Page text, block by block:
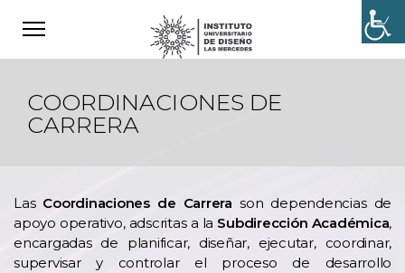
COORDINACIONES DE
CARRERA
Las Coordinaciones de Carrera son dependencias de
apoyo operativo, adscritas a la Subdirección Académica,
encargadas de planificar, diseñar, ejecutar, coordinar,
supervisar y controlar el proceso de desarrollo